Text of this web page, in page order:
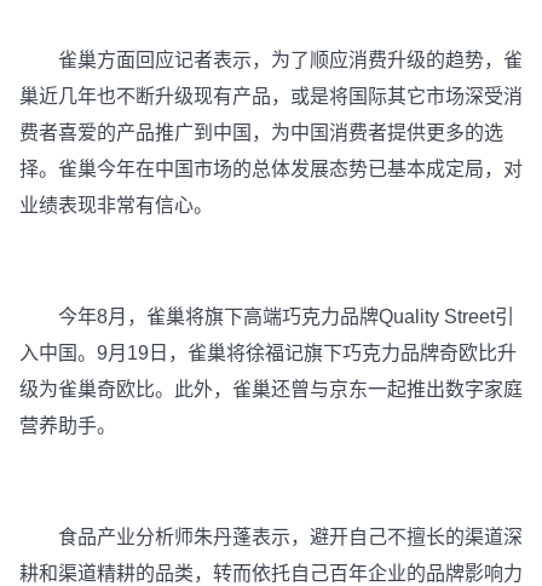
雀巢方面回应记者表示，为了顺应消费升级的趋势，雀
巢近几年也不断升级现有产品，或是将国际其它市场深受消
费者喜爱的产品推广到中国，为中国消费者提供更多的选
择。雀巢今年在中国市场的总体发展态势已基本成定局，对
业绩表现非常有信心。
今年8月，雀巢将旗下高端巧克力品牌Quality Street引
入中国。9月19日，雀巢将徐福记旗下巧克力品牌奇欧比升
级为雀巢奇欧比。此外，雀巢还曾与京东一起推出数字家庭
营养助手。
食品产业分析师朱丹蓬表示，避开自己不擅长的渠道深
耕和渠道精耕的品类，转而依托自己百年企业的品牌影响力